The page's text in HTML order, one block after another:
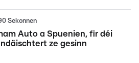
Sekonnen
Auto a Spuenien, fir déi
ze gesinn